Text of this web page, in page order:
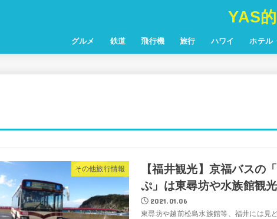
YAS
グルメ 鉄道 飛行機 旅行 ハワイ ホテル
その他旅行情報
【福井観光】京福バスの
ぷ」は東尋坊や水族館観
2021.01.06
東尋坊や越前松島水族館等、福井には見